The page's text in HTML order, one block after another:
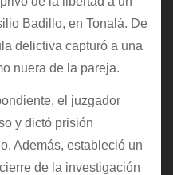
Badillo, en Tonalá. De
delictiva capturó a una
nuera de la pareja.
el juzgador
y dictó prisión
Además, estableció un
de la investigación